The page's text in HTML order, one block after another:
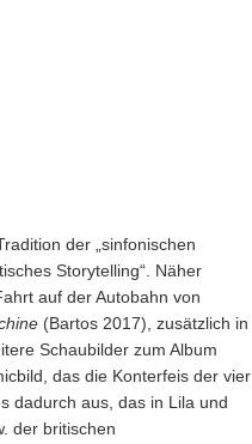
der „sinfonischen
Storytelling“. Näher
auf der Autobahn von
(Bartos 2017), zusätzlich in
Schaubilder zum Album
das die Konterfeis der vier
dadurch aus, das in Lila und
der britischen